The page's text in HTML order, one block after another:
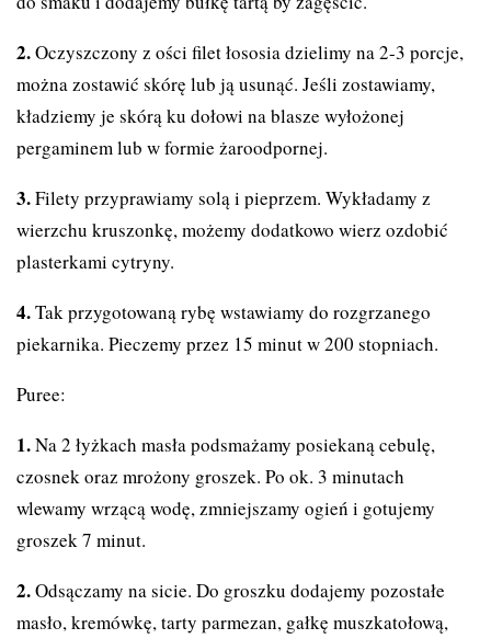
Oczyszczony z ości filet łososia dzielimy na 2-3 porcje,
można zostawić skórę lub ją usunąć. Jeśli zostawiamy,
kładziemy je skórą ku dołowi na blasze wyłożonej
pergaminem lub w formie żaroodpornej.
Filety przyprawiamy solą i pieprzem. Wykładamy z
wierzchu kruszonkę, możemy dodatkowo wierz ozdobić
plasterkami cytryny.
Tak przygotowaną rybę wstawiamy do rozgrzanego
piekarnika. Pieczemy przez 15 minut w 200 stopniach.
Puree:
Na 2 łyżkach masła podsmażamy posiekaną cebulę,
czosnek oraz mrożony groszek. Po ok. 3 minutach
wlewamy wrzącą wodę, zmniejszamy ogień i gotujemy
groszek 7 minut.
Odsączamy na sicie. Do groszku dodajemy pozostałe
masło, kremówkę, tarty parmezan, gałkę muszkatołową,